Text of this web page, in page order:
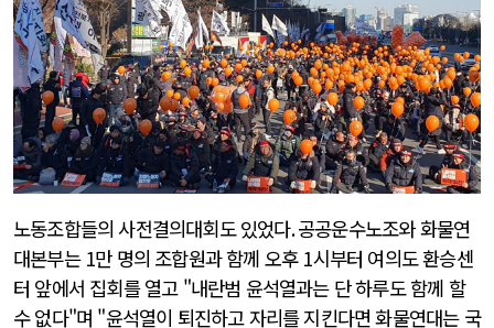
노동조합들의 사전결의대회도 있었다.공공운수노조와 화물연
대본부는 1만 명의 조합원과 함께 오후 1시부터 여의도 환승센
터 앞에서 집회를 열고 "내란범 윤석열과는 단 하루도 함께 할
수 없다"며 "윤석열이 퇴진하고 자리를 지킨다면 화물연대는 국